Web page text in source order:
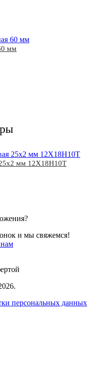
мм
25x2 мм 12Х18Н10Т
и мы свяжемся!
персональных данных